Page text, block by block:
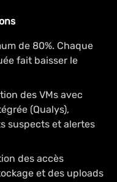
de 80%. Chaque
fait baisser le
des VMs avec
(Qualys),
suspects et alertes
des accès
et des uploads